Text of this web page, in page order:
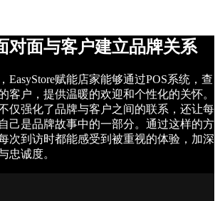
对面与客户建立品牌关系
EasyStore赋能店家能够通过POS系统，查
客户，提供温暖的欢迎和个性化的关怀。
仅强化了品牌与客户之间的联系，还让每
己是品牌故事中的一部分。通过这样的方
次到访时都能感受到被重视的体验，加深
忠诚度。